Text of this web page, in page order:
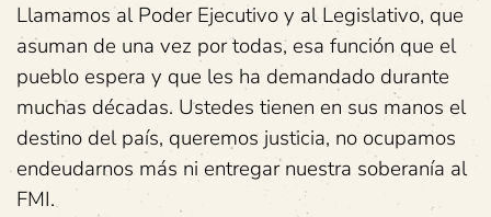
Llamamos al Poder Ejecutivo y al Legislativo, que
asuman de una vez por todas, esa función que el
pueblo espera y que les ha demandado durante
muchas décadas. Ustedes tienen en sus manos el
destino del país, queremos justicia, no ocupamos
endeudarnos más ni entregar nuestra soberanía al
FMI.